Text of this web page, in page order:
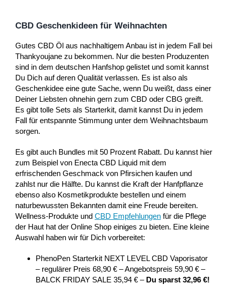
CBD Geschenkideen für Weihnachten
Gutes CBD Öl aus nachhaltigem Anbau ist in jedem Fall bei
Thankyoujane zu bekommen. Nur die besten Produzenten
sind in dem deutschen Hanfshop gelistet und somit kannst
Du Dich auf deren Qualität verlassen. Es ist also als
Geschenkidee eine gute Sache, wenn Du weißt, dass einer
Deiner Liebsten ohnehin gern zum CBD oder CBG greift.
Es gibt tolle Sets als Starterkit, damit kannst Du in jedem
Fall für entspannte Stimmung unter dem Weihnachtsbaum
sorgen.
Es gibt auch Bundles mit 50 Prozent Rabatt. Du kannst hier
zum Beispiel von Enecta CBD Liquid mit dem
erfrischenden Geschmack von Pfirsichen kaufen und
zahlst nur die Hälfte. Du kannst die Kraft der Hanfpflanze
ebenso also Kosmetikprodukte bestellen und einem
naturbewussten Bekannten damit eine Freude bereiten.
Wellness-Produkte und CBD Empfehlungenfür die Pflege
der Haut hat der Online Shop einiges zu bieten. Eine kleine
Auswahl haben wir für Dich vorbereitet:
PhenoPen Starterkit NEXT LEVEL CBD Vaporisator
– regulärer Preis 68,90 € – Angebotspreis 59,90 € –
BALCK FRIDAY SALE 35,94 € – Du sparst 32,96 €!